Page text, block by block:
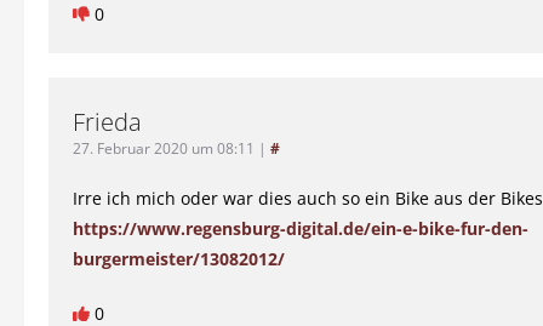
0
Frieda
27. Februar 2020 um 08:11 | #
Irre ich mich oder war dies auch so ein Bike aus der
https://www.regensburg-digital.de/ein-e-bike-fur-den-
burgermeister/13082012/
0